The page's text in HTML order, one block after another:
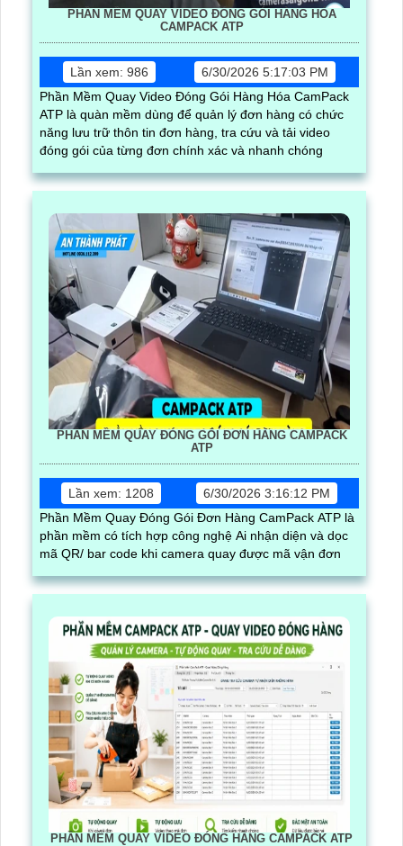
PHẦN MỀM QUAY VIDEO ĐÓNG GÓI HÀNG HÓA
CAMPACK ATP
Lần xem: 986
6/30/2026 5:17:03 PM
Phần Mềm Quay Video Đóng Gói Hàng Hóa CamPack
ATP là quàn mềm dùng để quản lý đơn hàng có chức
năng lưu trữ thôn tin đơn hàng, tra cứu và tải video
đóng gói của từng đơn chính xác và nhanh chóng
PHẦN MỀM QUAY ĐÓNG GÓI ĐƠN HÀNG CAMPACK
ATP
Lần xem: 1208
6/30/2026 3:16:12 PM
Phần Mềm Quay Đóng Gói Đơn Hàng CamPack ATP là
phần mềm có tích hợp công nghệ Ai nhận diện và dọc
mã QR/ bar code khi camera quay được mã vận đơn
PHẦN MỀM QUAY VIDEO ĐÓNG HÀNG CAMPACK ATP